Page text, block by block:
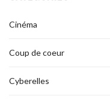
Cinéma
Coup de coeur
Cyberelles